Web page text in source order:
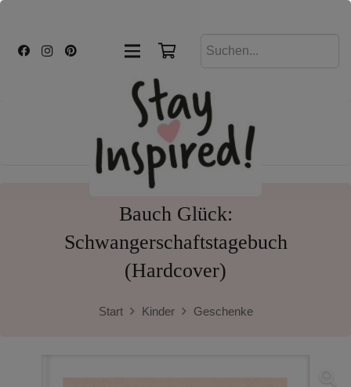
Bauch Glück:
Schwangerschaftstagebuch
(Hardcover)
Start Kinder Geschenke